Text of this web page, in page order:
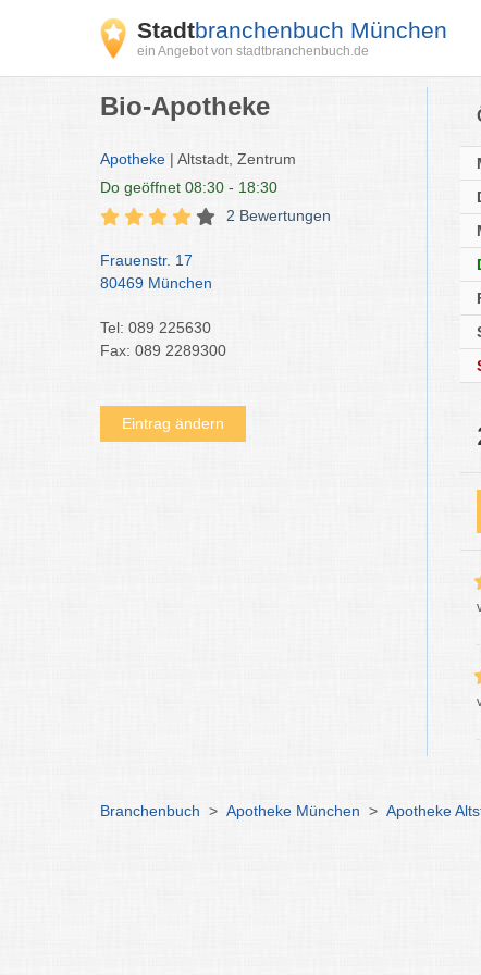
Stadtbranchenbuch München
ein Angebot von stadtbranchenbuch.de
Bio-Apotheke
Apotheke | Altstadt, Zentrum
Do geöffnet 08:30 - 18:30
2 Bewertungen
Frauenstr. 17
80469 München
Tel: 089 225630
Fax: 089 2289300
Eintrag ändern
Branchenbuch > Apotheke München > Apotheke